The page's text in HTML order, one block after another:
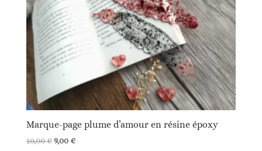
Marque-page plume d’amour en résine époxy
10,00€ Le
9,00 €Le